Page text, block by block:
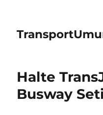
Halte
Busway